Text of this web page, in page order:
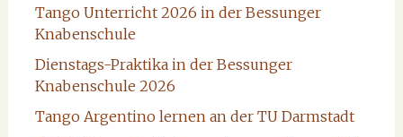
Tango Unterricht 2026 in der Bessunger
Knabenschule
Dienstags-Praktika in der Bessunger
Knabenschule 2026
Tango Argentino lernen an der TU Darmstadt